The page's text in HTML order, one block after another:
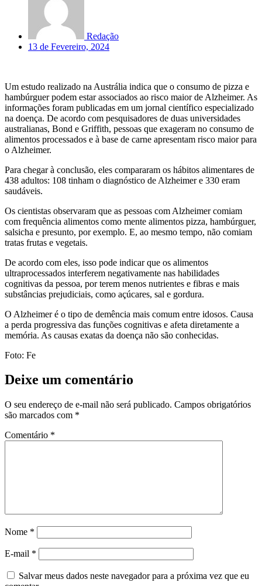
Redação
13 de Fevereiro, 2024
Um estudo realizado na Austrália indica que o consumo de pizza e
hambúrguer podem estar associados ao risco maior de Alzheimer. As
informações foram publicadas em um jornal científico especializado
na doença. De acordo com pesquisadores de duas universidades
australianas, Bond e Griffith, pessoas que exageram no consumo de
alimentos processados e à base de carne apresentam risco maior para
o Alzheimer.
Para chegar à conclusão, eles compararam os hábitos alimentares de
438 adultos: 108 tinham o diagnóstico de Alzheimer e 330 eram
saudáveis.
Os cientistas observaram que as pessoas com Alzheimer comiam
com frequência alimentos como mente alimentos pizza, hambúrguer,
salsicha e presunto, por exemplo. E, ao mesmo tempo, não comiam
tratas frutas e vegetais.
De acordo com eles, isso pode indicar que os alimentos
ultraprocessados interferem negativamente nas habilidades
cognitivas da pessoa, por terem menos nutrientes e fibras e mais
substâncias prejudiciais, como açúcares, sal e gordura.
O Alzheimer é o tipo de demência mais comum entre idosos. Causa
a perda progressiva das funções cognitivas e afeta diretamente a
memória. As causas exatas da doença não são conhecidas.
Foto: Fe
Deixe um comentário
O seu endereço de e-mail não será publicado. Campos obrigatórios
são marcados com *
Comentário *
Nome *
E-mail *
Salvar meus dados neste navegador para a próxima vez que eu